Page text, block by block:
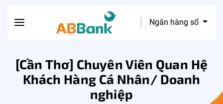
Ngân hàng số
[Cần Thơ] Chuyên Viên Quan Hệ
Khách Hàng Cá Nhân/ Doanh
nghiệp